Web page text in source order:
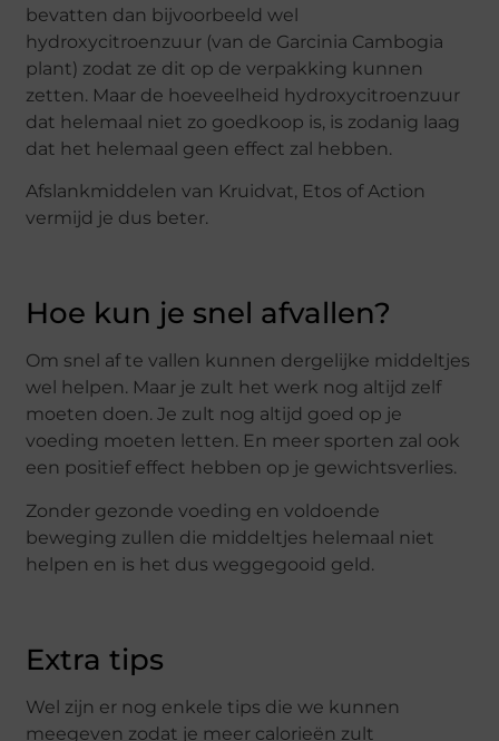
bevatten dan bijvoorbeeld wel
hydroxycitroenzuur (van de Garcinia Cambogia
plant) zodat ze dit op de verpakking kunnen
zetten. Maar de hoeveelheid hydroxycitroenzuur
dat helemaal niet zo goedkoop is, is zodanig laag
dat het helemaal geen effect zal hebben.
Afslankmiddelen van Kruidvat, Etos of Action
vermijd je dus beter.
Hoe kun je snel afvallen?
Om snel af te vallen kunnen dergelijke middeltjes
wel helpen. Maar je zult het werk nog altijd zelf
moeten doen. Je zult nog altijd goed op je
voeding moeten letten. En meer sporten zal ook
een positief effect hebben op je gewichtsverlies.
Zonder gezonde voeding en voldoende
beweging zullen die middeltjes helemaal niet
helpen en is het dus weggegooid geld.
Extra tips
Wel zijn er nog enkele tips die we kunnen
meegeven zodat je meer calorieën zult